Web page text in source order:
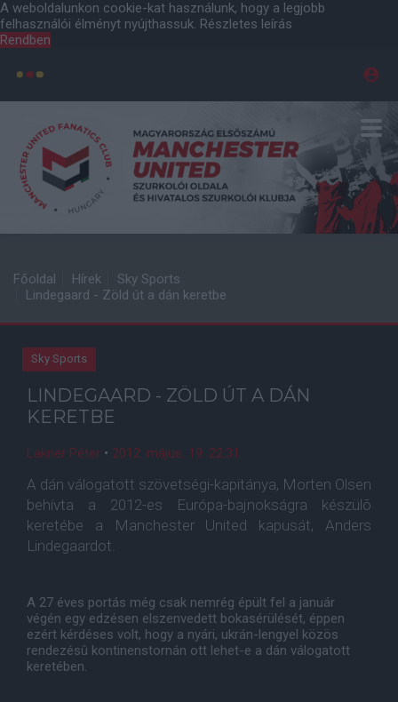
A weboldalunkon cookie-kat használunk, hogy a legjobb
felhasználói élményt nyújthassuk. Részletes leírás
Rendben
Főoldal Hírek
Sky Sports
Lindegaard - Zöld út a dán keretbe
Sky Sports
LINDEGAARD - ZÖLD ÚT A DÁN
KERETBE
Lakner Péter • 2012. május. 19. 22:31
A dán válogatott szövetségi-kapitánya, Morten Olsen
behívta a 2012-es Európa-bajnokságra készülõ
keretébe a Manchester United kapusát, Anders
Lindegaardot.
A 27 éves portás még csak nemrég épült fel a január
végén egy edzésen elszenvedett bokasérülését, éppen
ezért kérdéses volt, hogy a nyári, ukrán-lengyel közös
rendezésû kontinenstornán ott lehet-e a dán válogatott
keretében.